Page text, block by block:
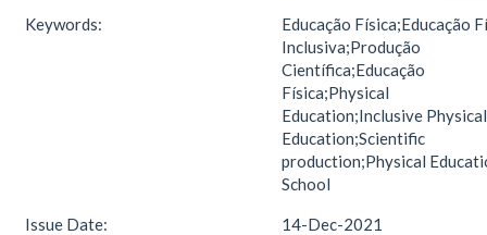
Keywords:
Educação Física;Educação
Inclusiva;Produção
Científica;Educação
Física;Physical
Education;Inclusive Physical
Education;Scientific
production;Physical
School
Issue Date: 14-Dec-2021